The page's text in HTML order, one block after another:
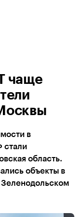
чаще
в
стали
область.
объекты в